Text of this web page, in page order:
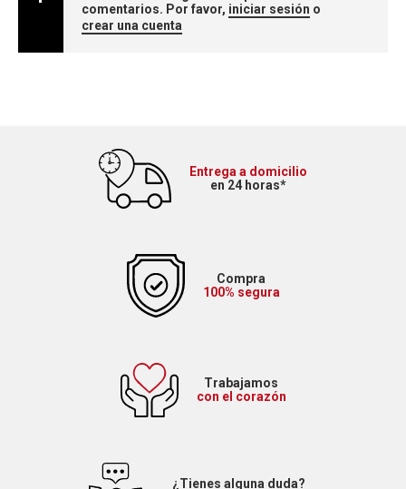
comentarios. Por favor, iniciar sesión o
crear una cuenta
Entrega a domicilio
en 24 horas*
Compra
100% segura
Trabajamos
con el corazón
¿Tienes alguna duda?